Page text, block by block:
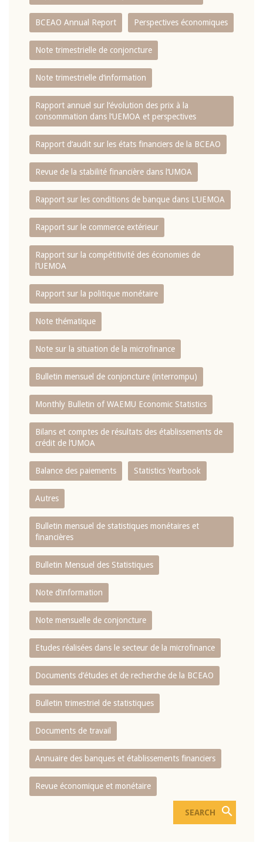
BCEAO Annual Report Perspectives économiques
Note trimestrielle de conjoncture
Note trimestrielle d‘information
Rapport annuel sur l‘évolution des prix à la
consommation dans l‘UEMOA et perspectives
Rapport d‘audit sur les états financiers de la BCEAO
Revue de la stabilité financière dans l‘UMOA
Rapport sur les conditions de banque dans L‘UEMOA
Rapport sur le commerce extérieur
Rapport sur la compétitivité des économies de
l‘UEMOA
Rapport sur la politique monétaire
Note thématique
Note sur la situation de la microfinance
Bulletin mensuel de conjoncture (interrompu)
Monthly Bulletin of WAEMU Economic Statistics
Bilans et comptes de résultats des établissements de
crédit de l‘UMOA
Balance des paiements Statistics Yearbook
Autres
Bulletin mensuel de statistiques monétaires et
financières
Bulletin Mensuel des Statistiques
Note d’information
Note mensuelle de conjoncture
Etudes réalisées dans le secteur de la microfinance
Documents d’études et de recherche de la BCEAO
Bulletin trimestriel de statistiques
Documents de travail
Annuaire des banques et établissements financiers
Revue économique et monétaire